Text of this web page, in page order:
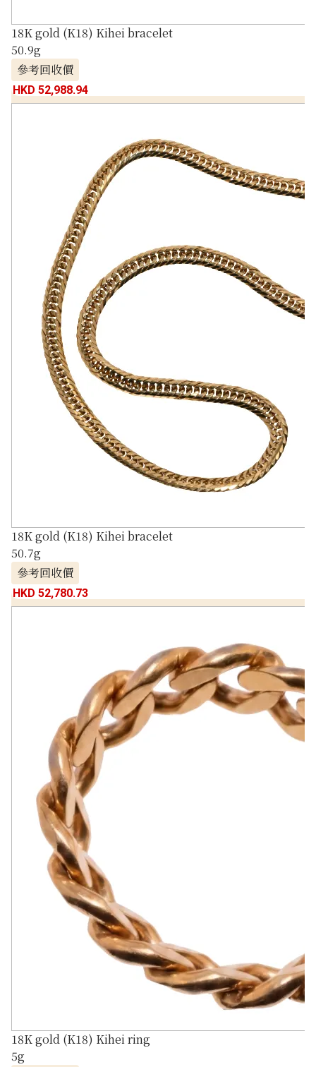
18K gold (K18) Kihei bracelet
50.9g
參考回收價
HKD 52,988.94
18K gold (K18) Kihei bracelet
50.7g
參考回收價
HKD 52,780.73
18K gold (K18) Kihei ring
5g